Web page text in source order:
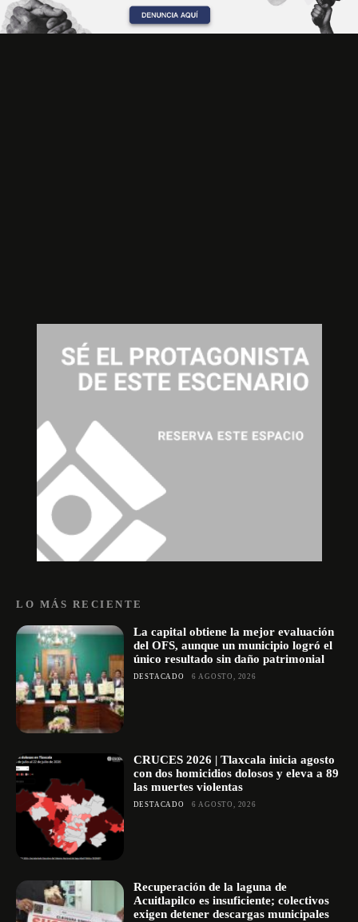
LO MÁS RECIENTE
La capital obtiene la mejor evaluación
del OFS, aunque un municipio logró el
único resultado sin daño patrimonial
DESTACADO 6 AGOSTO, 2026
CRUCES 2026 | Tlaxcala inicia agosto
con dos homicidios dolosos y eleva a 89
las muertes violentas
DESTACADO 6 AGOSTO, 2026
Recuperación de la laguna de
Acuitlapilco es insuficiente; colectivos
exigen detener descargas municipales